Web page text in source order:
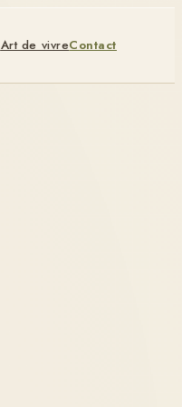
Art de vivreContact